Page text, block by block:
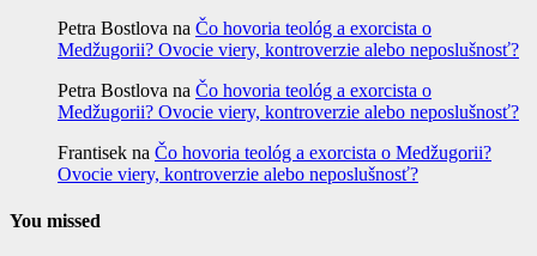
Petra Bostlova na Čo hovoria teológ a exorcista o
Medžugorii? Ovocie viery, kontroverzie alebo neposlušnosť?
Petra Bostlova na Čo hovoria teológ a exorcista o
Medžugorii? Ovocie viery, kontroverzie alebo neposlušnosť?
Frantisek na Čo hovoria teológ a exorcista o Medžugorii?
Ovocie viery, kontroverzie alebo neposlušnosť?
You missed